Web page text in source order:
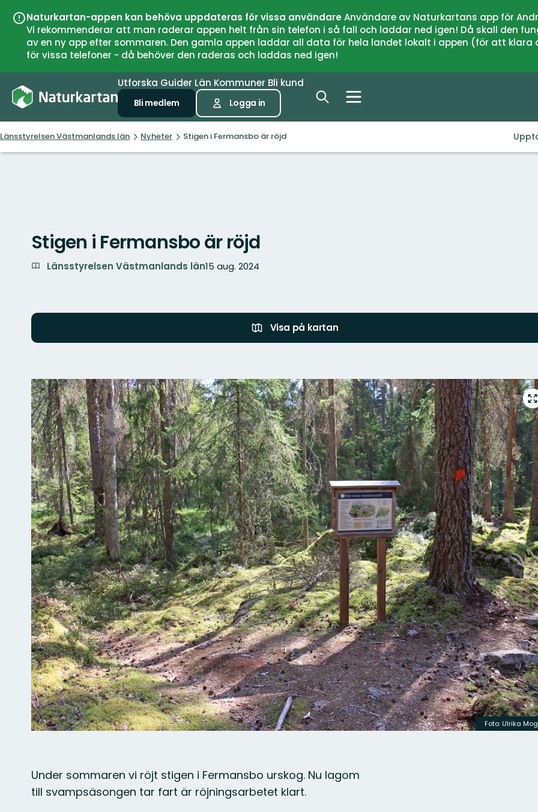
Naturkartan-appen kan behöva uppdateras för vissa användareAnvändare av Naturkartans app för
Vi rekommenderar att man raderar appen helt från sin telefon i så fall och laddar ned igen! Då skall den
av en ny app efter sommaren. Den gamla appen laddar all data för hela landet lokalt i appen (för att
för vissa telefoner - då behöver den raderas och laddas ned igen!
Utforska Guider Län Kommuner Bli kund
Bli medlem Logga in
Länsstyrelsen Västmanlands län Nyheter Stigen i Fermansbo är röjd
Stigen i Fermansbo är röjd
Länsstyrelsen Västmanlands län15 aug. 2024
Visa på kartan
Bilder
Foto: Ulrika
Under sommaren vi röjt stigen i Fermansbo urskog. Nu lagom
till svampsäsongen tar fart är röjningsarbetet klart.